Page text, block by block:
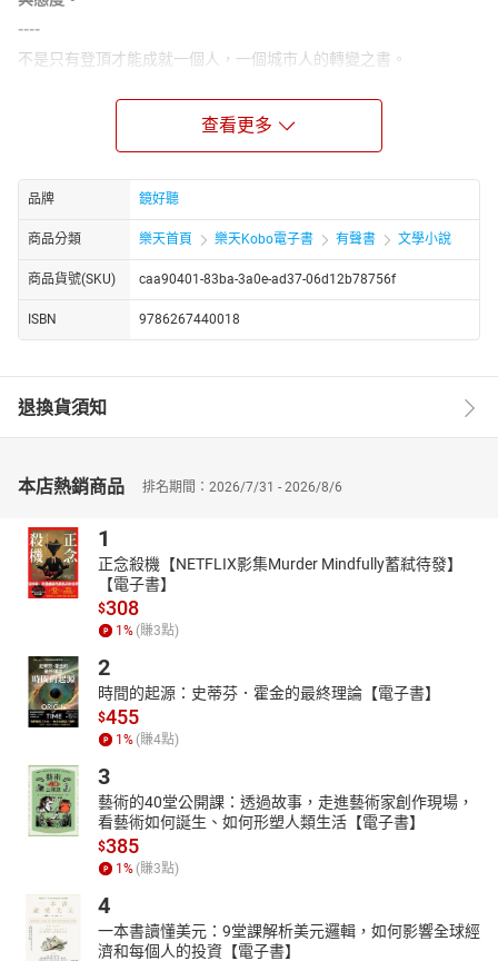
----
不是只有登頂才能成就一個人，一個城市人的轉變之書。
把剛踩出來的路又壓回雪中。這裡是地球上最荒涼的地方，沒有植
物，沒有土壤，沒有任何足以讓人維生的條件，我們走在世界的盡
那是世界頂尖登山好手的夢，是呂忠翰和張元植的夢。陳德政從未
想過，自己有一天會走在他們前往夢的路上。
他們從鄉村，朝著蠻荒步行；在盛夏，沿著冰雪前進。他們一步一
步，背離花草鳥鳴，文明在身後漸遠。他們一天一天，從石子路走
九天，從海拔三千公尺跋涉到五千。愈來愈稀薄的氧氣、愈來愈凍
果山神眷顧，會等到雲霧散去的時刻，那近乎完美的錐體會突然現
身，讓人屏息，讓人戰慄，讓人明白自己所為何來。
『你，不可能跨越我。』」──陳德政
植攀登海拔8,611m的世界第二高峰K2，在2019年春天發起的募資
與認識高山計畫，獲得熱烈的迴響。期間舉辦全台巡迴講座，帶給
民眾更開闊、更富意義性的冒險精神與山岳故事。
同年夏天，陳德政成為隨行報導者，跟著兩人飛到巴基斯坦，歷經
顛簸，抵達海拔5,000m的K2山腳。他在氧氣濃度只剩海平面一半、
日夜溫差五十度的基地營生活了一個月，目睹朝八千公尺「死亡地
帶」奮進的身影，親見那些被刻在冰河裡的名字，體會到疑惑與勇
氣如何共存，感受攀登者間命繫一繩的人情。
「為了到達那裡，我要自己變成另一個人，一個體能更好、精神更
壯大，而且更有信心的人。」──陳德政
他將這趟跨越自身極限的經歷、對國際登山家與雪巴民族的近距離
觀察、人類從探索荒野到征服高峰的過程，以及自己如何從一個城
市青年蛻變為被自然淬鍊過的大人，在浩瀚的山谷中醒悟到神的力
量，精采揉合，寫成這本動人的書。
「天色逐漸明亮起來，一望無際的山谷中相連著一整排尖峰，一尊
一尊像神一樣，凝視著雪白的谷地。不是我通過了這裡，而是祂們
讓我通過了，讓我看見宇宙中最不可思議的景象，讓人感到謙遜，
查看更多
品牌 鏡好聽
商品分類 樂天首頁 樂天Kobo電子書 有聲書 文學小說
商品貨號(SKU) caa90401-83ba-3a0e-ad37-06d12b78756f
ISBN 9786267440018
退換貨須知
本店熱銷商品 排名期間：2026/7/31 - 2026/8/6
1
正念殺機【NETFLIX影集Murder Mindfully蓄弒待發】
【電子書】
$308
1 % (賺3點)
2
時間的起源：史蒂芬．霍金的最終理論【電子書】
$455
1 % (賺4點)
3
藝術的40堂公開課：透過故事，走進藝術家創作現場，
看藝術如何誕生、如何形塑人類生活【電子書】
$385
1 % (賺3點)
4
一本書讀懂美元：9堂課解析美元邏輯，如何影響全球經
濟和每個人的投資【電子書】